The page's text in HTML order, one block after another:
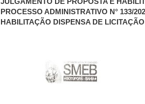
PROCESSO ADMINISTRATIVO N° 133/
HABILITAÇÃO DISPENSA DE